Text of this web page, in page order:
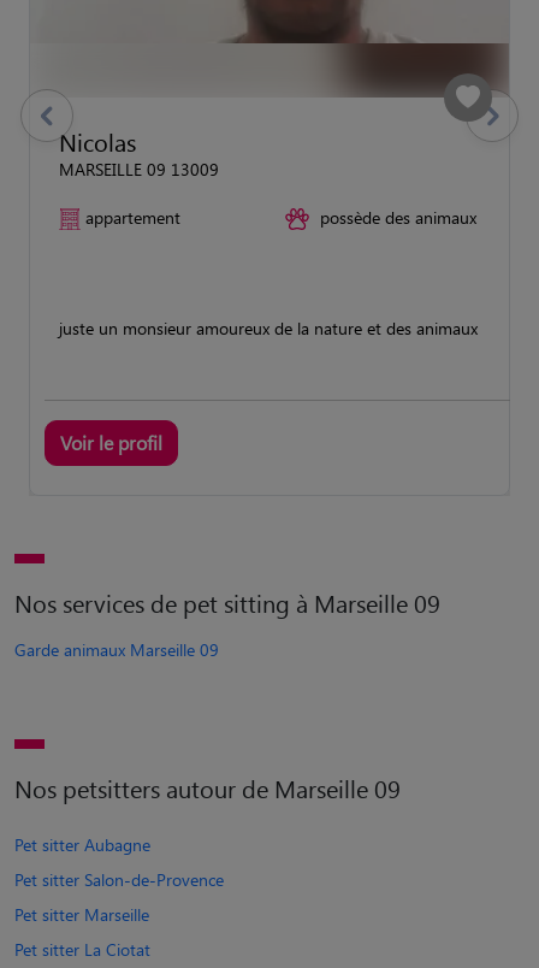
Nicolas
MARSEILLE 09 13009
appartement possède des animaux
juste un monsieur amoureux de la nature et des animaux
Voir le profil
previous Suivant
Nos services de pet sitting à Marseille 09
Garde animaux Marseille 09
Nos petsitters autour de Marseille 09
Pet sitter Aubagne
Pet sitter Salon-de-Provence
Pet sitter Marseille
Pet sitter La Ciotat